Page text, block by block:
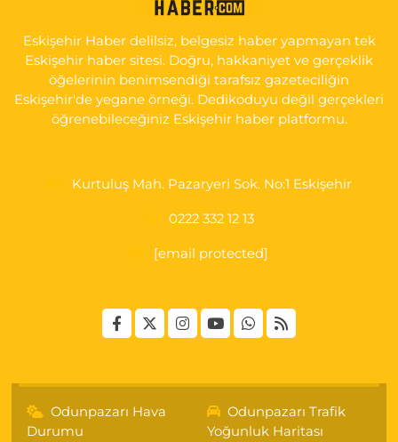
Yol Tarifi Al
Bizim Eczanesi
Emek Mahallesi, Ertaş Caddesi No:12 A Odunpazarı Eskişehir
0 (222) 250 87 69 Yol Tarifi Al
Eskişehir Haber delilsiz, belgesiz haber yapmayan tek
Eskişehir haber sitesi. Doğru, hakkaniyet ve gerçeklik
öğelerinin benimsendiği tarafsız gazeteciliğin
Eskişehir'de yegane örneği. Dedikoduyu değil gerçekleri
öğrenebileceğiniz Eskişehir haber platformu.
Kurtuluş Mah. Pazaryeri Sok. No:1 Eskişehir
0222 332 12 13
[email protected]
Odunpazarı Hava
Durumu
Odunpazarı Trafik
Yoğunluk Haritası